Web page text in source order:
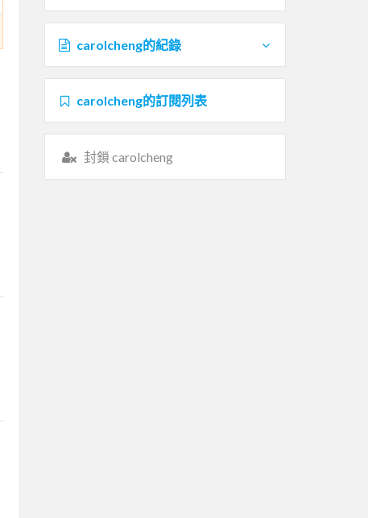
carolcheng的紀錄
carolcheng的訂閱列表
封鎖 carolcheng